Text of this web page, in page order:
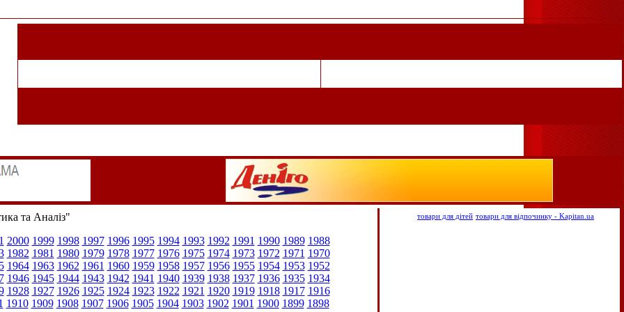
та Аналіз"
2000 1999 1998 1997 1996 1995 1994 1993 1992 1991 1990 1989 1988
1982 1981 1980 1979 1978 1977 1976 1975 1974 1973 1972 1971 1970
1964 1963 1962 1961 1960 1959 1958 1957 1956 1955 1954 1953 1952
1946 1945 1944 1943 1942 1941 1940 1939 1938 1937 1936 1935 1934
1928 1927 1926 1925 1924 1923 1922 1921 1920 1919 1918 1917 1916
1910 1909 1908 1907 1906 1905 1904 1903 1902 1901 1900 1899 1898
товари для дітей товари для відпочинку - Kapitan.ua